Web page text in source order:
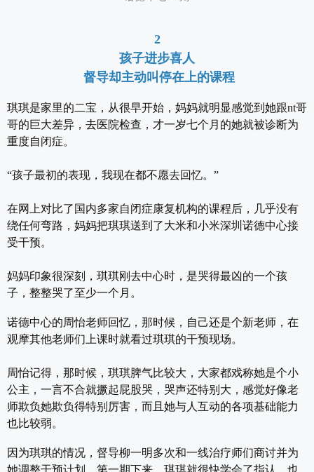
2
孩子进步喜人
督导却主动叫停在上的课程
琪琪是家里的二宝，从很早开始，妈妈就明显感觉到她跟nt哥
哥的巨大差异，去医院检查，才一岁七个月的她就被诊断为
重度自闭症。
“孩子最初的表现，我现在都不愿去回忆。”
在网上对比了国内多家自闭症康复机构的课程后，几乎没有
绕任何弯路，妈妈把琪琪送到了大米和小米深圳诺德中心接
受干预。
妈妈印象很深刻，琪琪刚去中心时，是哭得最凶的一个孩
子，整整哭了至少一个月。
诺德中心的周怡老师回忆，那时候，自己还是个新老师，在
观摩其他老师们上课时就看过琪琪的干预现场。
周怡记得，那时候，琪琪脾气比较大，大家都戏称她是个小
公主，一言不合就撅起屁股哭，哭声还特别大，感觉好像老
师欺负她欺负得特别厉害，而且她与人互动的各项基础能力
也比较弱。
因为琪琪的情况，督导柳一明多次和一线治疗师们商讨并为